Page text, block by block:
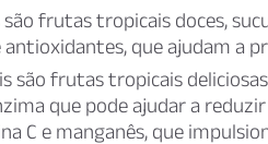
são frutas tropicais doces,
antioxidantes, que ajudam a
são frutas tropicais
que pode ajudar a
C e manganês, que